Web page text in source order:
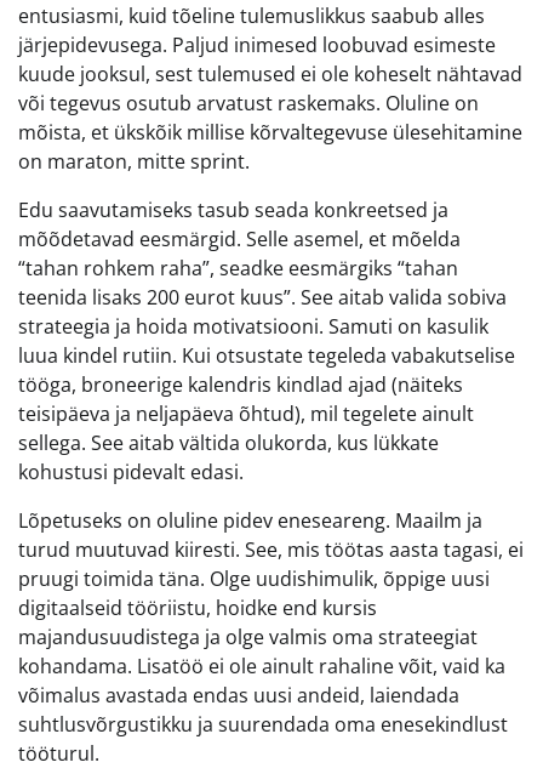
entusiasmi, kuid tõeline tulemuslikkus saabub alles
järjepidevusega. Paljud inimesed loobuvad esimeste
kuude jooksul, sest tulemused ei ole koheselt nähtavad
või tegevus osutub arvatust raskemaks. Oluline on
mõista, et ükskõik millise kõrvaltegevuse ülesehitamine
on maraton, mitte sprint.
Edu saavutamiseks tasub seada konkreetsed ja
mõõdetavad eesmärgid. Selle asemel, et mõelda
“tahan rohkem raha”, seadke eesmärgiks “tahan
teenida lisaks 200 eurot kuus”. See aitab valida sobiva
strateegia ja hoida motivatsiooni. Samuti on kasulik
luua kindel rutiin. Kui otsustate tegeleda vabakutselise
tööga, broneerige kalendris kindlad ajad (näiteks
teisipäeva ja neljapäeva õhtud), mil tegelete ainult
sellega. See aitab vältida olukorda, kus lükkate
kohustusi pidevalt edasi.
Lõpetuseks on oluline pidev eneseareng. Maailm ja
turud muutuvad kiiresti. See, mis töötas aasta tagasi, ei
pruugi toimida täna. Olge uudishimulik, õppige uusi
digitaalseid tööriistu, hoidke end kursis
majandusuudistega ja olge valmis oma strateegiat
kohandama. Lisatöö ei ole ainult rahaline võit, vaid ka
võimalus avastada endas uusi andeid, laiendada
suhtlusvõrgustikku ja suurendada oma enesekindlust
tööturul.